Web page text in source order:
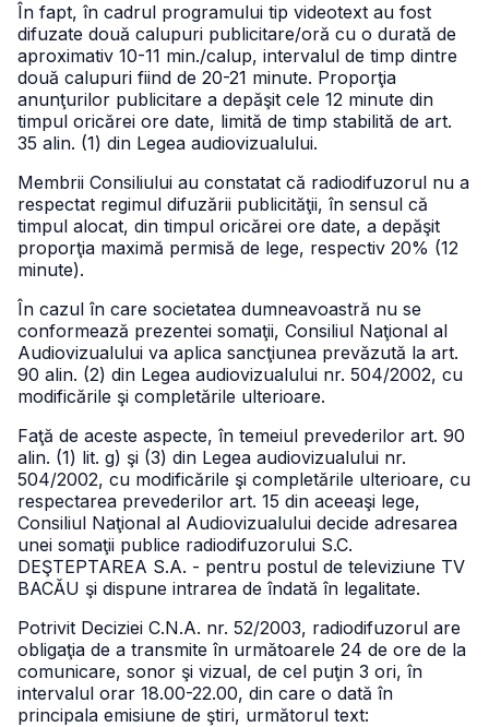
În fapt, în cadrul programului tip videotext au fost
difuzate două calupuri publicitare/oră cu o durată de
aproximativ 10-11 min./calup, intervalul de timp dintre
două calupuri fiind de 20-21 minute. Proporţia
anunţurilor publicitare a depăşit cele 12 minute din
timpul oricărei ore date, limită de timp stabilită de art.
35 alin. (1) din Legea audiovizualului.
Membrii Consiliului au constatat că radiodifuzorul nu a
respectat regimul difuzării publicităţii, în sensul că
timpul alocat, din timpul oricărei ore date, a depăşit
proporţia maximă permisă de lege, respectiv 20% (12
minute).
În cazul în care societatea dumneavoastră nu se
conformează prezentei somaţii, Consiliul Naţional al
Audiovizualului va aplica sancţiunea prevăzută la art.
90 alin. (2) din Legea audiovizualului nr. 504/2002, cu
modificările şi completările ulterioare.
Faţă de aceste aspecte, în temeiul prevederilor art. 90
alin. (1) lit. g) şi (3) din Legea audiovizualului nr.
504/2002, cu modificările şi completările ulterioare, cu
respectarea prevederilor art. 15 din aceeaşi lege,
Consiliul Naţional al Audiovizualului decide adresarea
unei somaţii publice radiodifuzorului S.C.
DEŞTEPTAREA S.A. - pentru postul de televiziune TV
BACĂU şi dispune intrarea de îndată în legalitate.
Potrivit Deciziei C.N.A. nr. 52/2003, radiodifuzorul are
obligaţia de a transmite în următoarele 24 de ore de la
comunicare, sonor şi vizual, de cel puţin 3 ori, în
intervalul orar 18.00-22.00, din care o dată în
principala emisiune de ştiri, următorul text: